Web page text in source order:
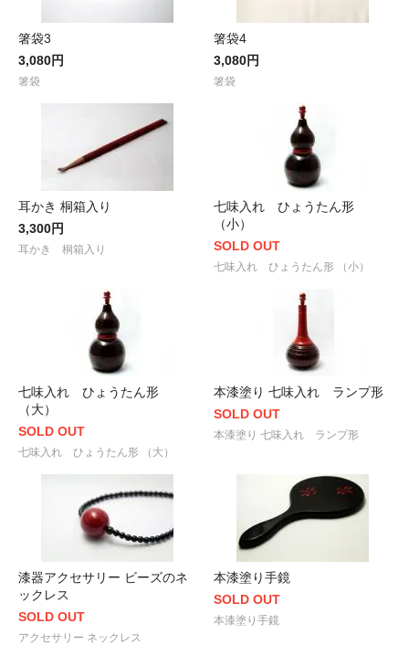
箸袋3
3,080円
箸袋
箸袋4
3,080円
箸袋
耳かき 桐箱入り
3,300円
耳かき 桐箱入り
七味入れ ひょうたん形
（小）
SOLD OUT
七味入れ ひょうたん形 （小）
七味入れ ひょうたん形
（大）
SOLD OUT
七味入れ ひょうたん形 （大）
本漆塗り 七味入れ ランプ形
SOLD OUT
本漆塗り 七味入れ ランプ形
漆器アクセサリー ビーズのネ
ックレス
SOLD OUT
アクセサリー ネックレス
本漆塗り手鏡
SOLD OUT
本漆塗り手鏡